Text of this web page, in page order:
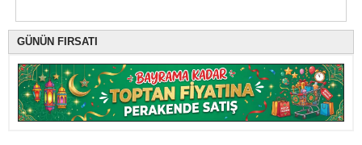
GÜNÜN FIRSATI